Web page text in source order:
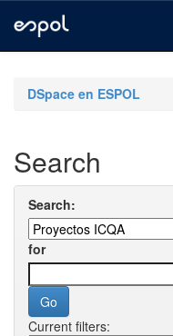
navigationDSpace en ESPOL
Search
Search:
for
Current filters: